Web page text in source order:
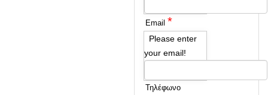
Email *
Please enter
your email!
Τηλέφωνο